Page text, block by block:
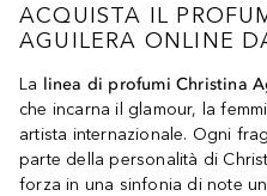
ACQUISTA IL
AGUILERA ONLINE
La linea di profumi Christina
che incarna il glamour, la
artista internazionale. Ogni
parte della personalità di
forza in una sinfonia di note